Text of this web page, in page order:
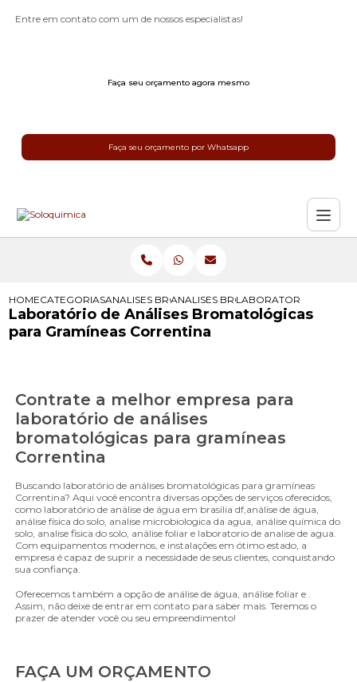
Entre em contato com um de nossos especialistas!
Faça seu orçamento agora mesmo
Faça seu orçamento por Whatsapp
HOMECATEGORIASANALISES BROMATOLOGICAS
ANALISES BROMATOLOGICAS DE
LABORATORIO DE
Laboratório de Análises Bromatológicas
para Gramíneas Correntina
Contrate a melhor empresa para
laboratório de análises
bromatológicas para gramíneas
Correntina
Buscando laboratório de análises bromatológicas para gramíneas
Correntina? Aqui você encontra diversas opções de serviços oferecidos,
como laboratório de análise de água em brasília df,análise de água,
análise física do solo, analise microbiologica da agua, análise química do
solo, analise fisica do solo, análise foliar e laboratorio de analise de agua.
Com equipamentos modernos, e instalações em ótimo estado, a
empresa é capaz de suprir a necessidade de seus clientes, conquistando
sua confiança.
Oferecemos também a opção de análise de água, análise foliar e .
Assim, não deixe de entrar em contato para saber mais. Teremos o
prazer de atender você ou seu empreendimento!
FAÇA UM ORÇAMENTO